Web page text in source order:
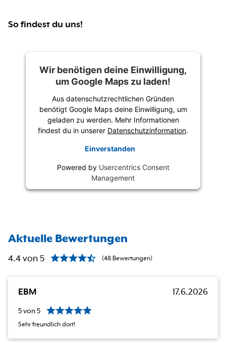
So findest du uns!
Wir benötigen deine Einwilligung,
um Google Maps zu laden!
Aus datenschutzrechtlichen Gründen
benötigt Google Maps deine Einwilligung, um
geladen zu werden. Mehr Informationen
findest du in unserer Datenschutzinformation.
Einverstanden
Powered by Usercentrics Consent
Management
Aktuelle Bewertungen
4.4 von 5 (48 Bewertungen)
EBM 17.6.2026
5von5
Sehr freundlich dort!